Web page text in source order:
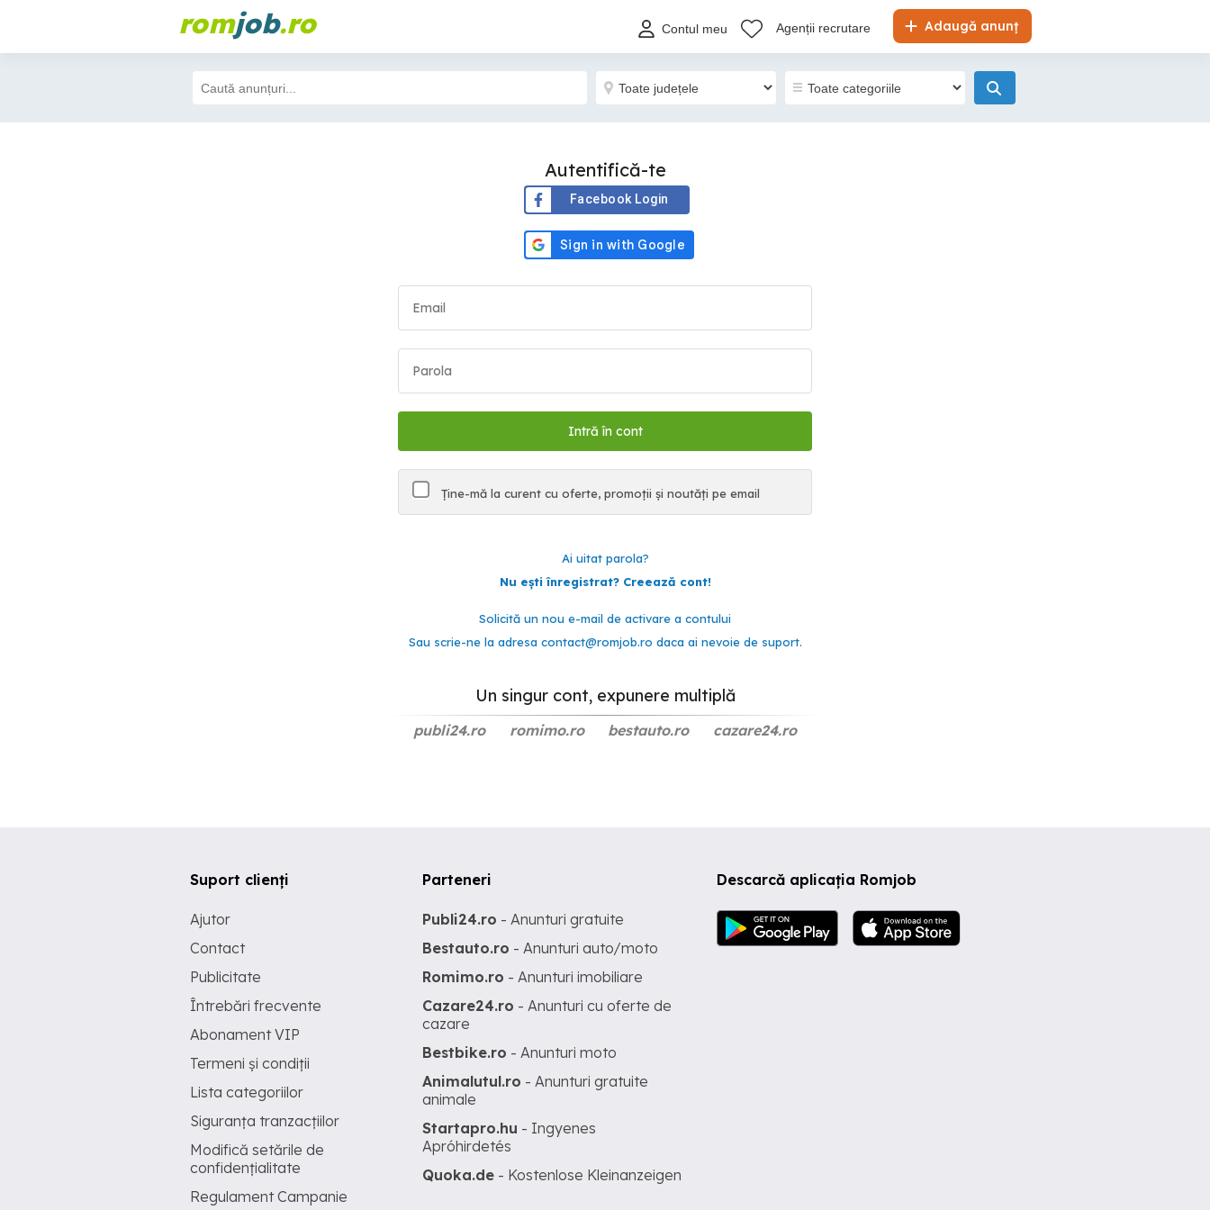
romjob.ro Adaugă anunț
Contul meu Agenții recrutare
Autentifică-te
Facebook Login
Ține-mă la curent cu oferte, promoții și noutăți pe email
Ai uitat parola?
Nu ești înregistrat? Creează cont!
Solicită un nou e-mail de activare a contului
Sau scrie-ne la adresa contact@romjob.ro daca ai nevoie de suport.
Un singur cont, expunere multiplă
publi24.ro romimo.ro bestauto.ro cazare24.ro
Descarcă aplicația Romjob
Suport clienți
Ajutor
Contact
Publicitate
Întrebări frecvente
Abonament VIP
Termeni și condiții
Lista categoriilor
Siguranța tranzacțiilor
Modifică setările de
confidențialitate
Regulament Campanie
Parteneri
Publi24.ro - Anunturi gratuite
Bestauto.ro - Anunturi auto/moto
Romimo.ro - Anunturi imobiliare
Cazare24.ro - Anunturi cu oferte de
cazare
Bestbike.ro - Anunturi moto
Animalutul.ro - Anunturi gratuite
animale
Startapro.hu - Ingyenes
Apróhirdetés
Quoka.de - Kostenlose Kleinanzeigen